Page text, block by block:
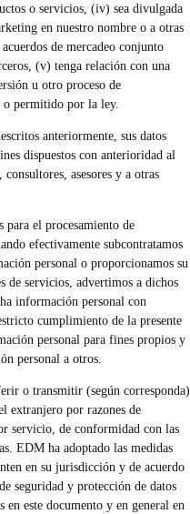
o servicios, (iv) sea divulgada
en nuestro nombre o a otras
de mercadeo conjunto
(v) tenga relación con una
u otro proceso de
o permitido por la ley.
anteriormente, sus datos
dispuestos con anterioridad al
asesores y a otras
para el procesamiento de
efectivamente subcontratamos
personal o proporcionamos su
de servicios, advertimos a dichos
información personal con
cumplimiento de la presente
personal para fines propios y
personal a otros.
o transmitir (según corresponda)
extranjero por razones de
servicio, de conformidad con las
EDM ha adoptado las medidas
en su jurisdicción y de acuerdo
seguridad y protección de datos
en este documento y en general en